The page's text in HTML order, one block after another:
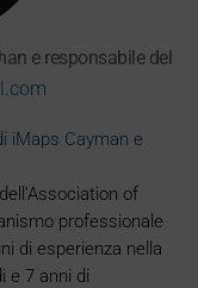
e responsabile del
iMaps Cayman e
of
professionale
di esperienza nella
e 7 anni di